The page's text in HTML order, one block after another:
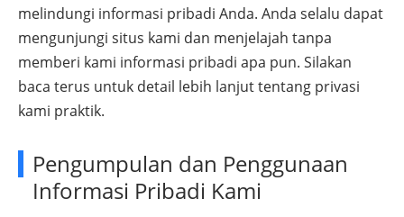
melindungi informasi pribadi Anda. Anda selalu dapat
mengunjungi situs kami dan menjelajah tanpa
memberi kami informasi pribadi apa pun. Silakan
baca terus untuk detail lebih lanjut tentang privasi
kami praktik.
Pengumpulan dan Penggunaan
Informasi Pribadi Kami